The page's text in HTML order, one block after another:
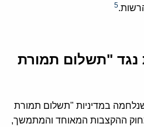
5
נגד "תשלום תמורת
במדיניות "תשלום תמורת
2014, כחלק מחוק ההקצבות המאוחד והמתמשך,